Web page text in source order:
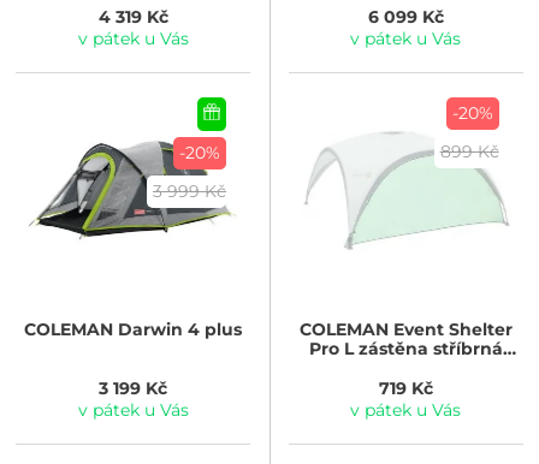
4,1 kg)
4 319 Kč
v pátek u Vás
6 099 Kč
v pátek u Vás
-20%
3 999 Kč
COLEMAN Darwin 4 plus
3 199 Kč
v pátek u Vás
-20%
899 Kč
COLEMANEvent Shelter
Pro L zástěna stříbrná
719 Kč
v pátek u Vás